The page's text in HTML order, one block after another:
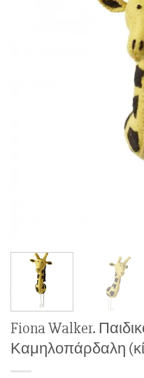
Fiona Walker.
Καμηλοπάρδαλη